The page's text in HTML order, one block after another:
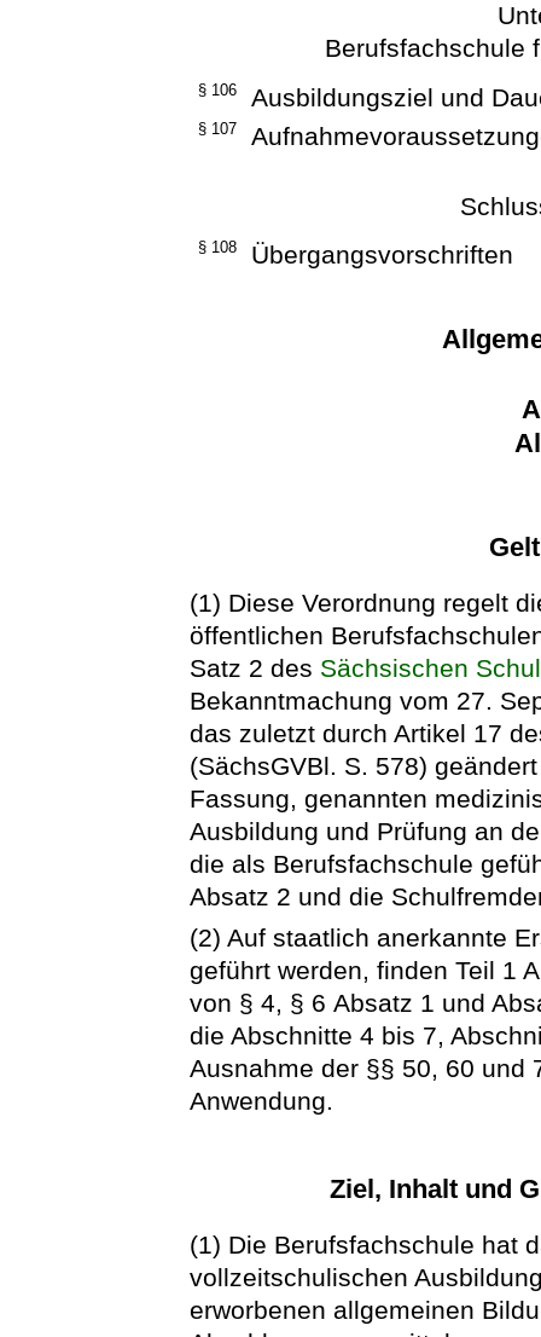
Berufsfachschule
§ 106 Ausbildungsziel und
§ 107
§ 108 Übergangsvorschriften
(1) Diese Verordnung regelt
öffentlichen
Satz 2 des Sächsischen
Bekanntmachung vom 27.
das zuletzt durch Artikel 17
(SächsGVBl. S. 578)
Fassung, genannten
Ausbildung und Prüfung an
die als Berufsfachschule
Absatz 2 und die
(2) Auf staatlich anerkannte
geführt werden, finden Teil 1
von § 4, § 6 Absatz 1 und
die Abschnitte 4 bis 7,
Ausnahme der §§ 50, 60 und
Anwendung.
Ziel, Inhalt und
(1) Die Berufsfachschule hat
vollzeitschulischen
erworbenen allgemeinen